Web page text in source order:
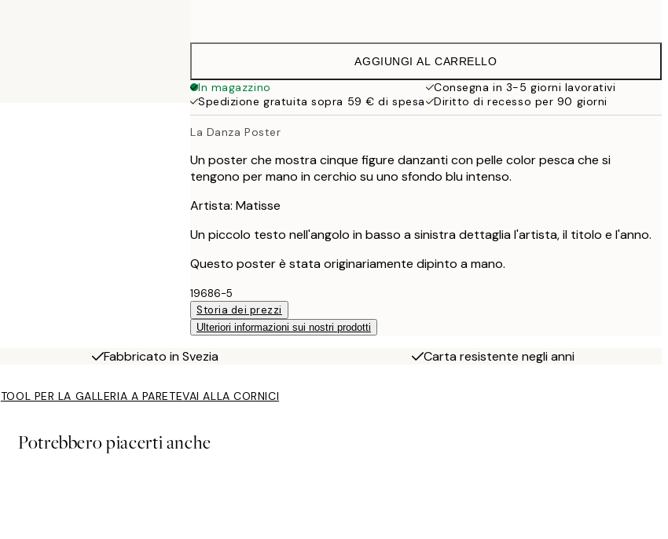
38 €
AGGIUNGI AL CARRELLO
In magazzino
Consegna in 3-5 giorni lavorativi
Spedizione gratuita sopra 59 € di spesa
Diritto di recesso per 90 giorni
La Danza Poster
Un poster che mostra cinque figure danzanti con pelle color pesca che si
tengono per mano in cerchio su uno sfondo blu intenso.
Artista: Matisse
Un piccolo testo nell'angolo in basso a sinistra dettaglia l'artista, il titolo e l'anno.
Questo poster è stata originariamente dipinto a mano.
19686-5
Storia dei prezzi
Ulteriori informazioni sui nostri prodotti
Fabbricato in Svezia Carta resistente negli anni
TOOL PER LA GALLERIA A PARETEVAI ALLA CORNICI
Potrebbero piacerti anche